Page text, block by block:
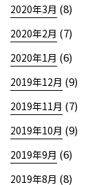
2020年3月 (8)
2020年2月 (7)
2020年1月 (6)
2019年12月 (9)
2019年11月 (7)
2019年10月 (9)
2019年9月 (6)
2019年8月 (8)